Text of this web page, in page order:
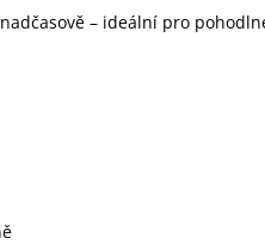
– ideální pro